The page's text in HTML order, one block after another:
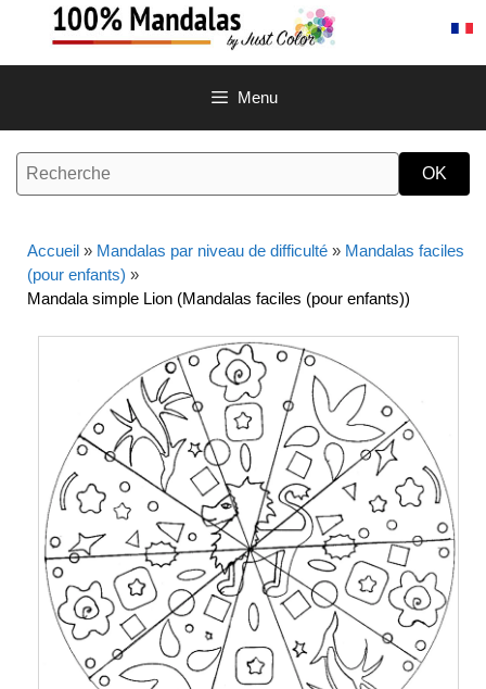
contenu
Menu
Accueil » Mandalas par niveau de difficulté » Mandalas faciles
(pour enfants) »
Mandala simple Lion (Mandalas faciles (pour enfants))